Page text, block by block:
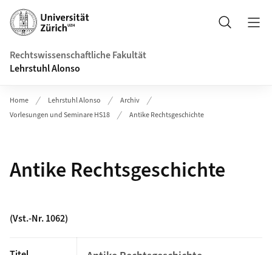
Header
Suche
Rechtswissenschaftliche Fakultät
Lehrstuhl Alonso
Home Lehrstuhl Alonso
Archiv
Vorlesungen und Seminare HS18
Antike Rechtsgeschichte
Antike Rechtsgeschichte
(Vst.-Nr. 1062)